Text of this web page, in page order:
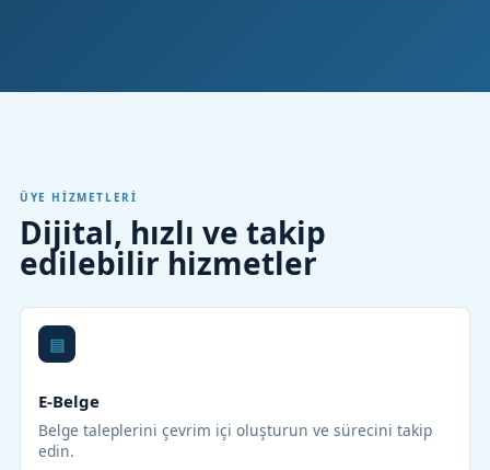
ÜYE HIZMETLERI
Dijital, hızlı ve takip
edilebilir hizmetler
E-Belge
Belge taleplerini çevrim içi oluşturun ve sürecini takip
edin.